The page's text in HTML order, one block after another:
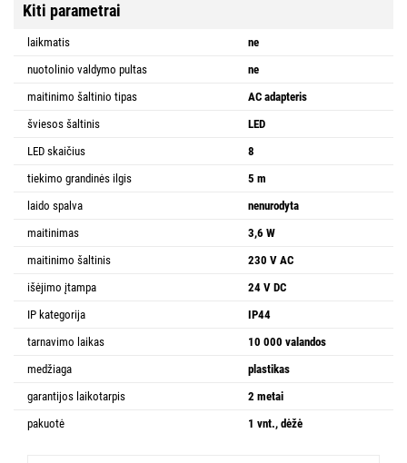
Kiti parametrai
laikmatis
ne
nuotolinio valdymo pultas
ne
maitinimo šaltinio tipas
AC adapteris
šviesos šaltinis
LED
LED skaičius
8
tiekimo grandinės ilgis
5 m
laido spalva
nenurodyta
maitinimas
3,6 W
maitinimo šaltinis
230 V AC
išėjimo įtampa
24 V DC
IP kategorija
IP44
tarnavimo laikas
10 000 valandos
medžiaga
plastikas
garantijos laikotarpis
2 metai
pakuotė
1 vnt., dėžė